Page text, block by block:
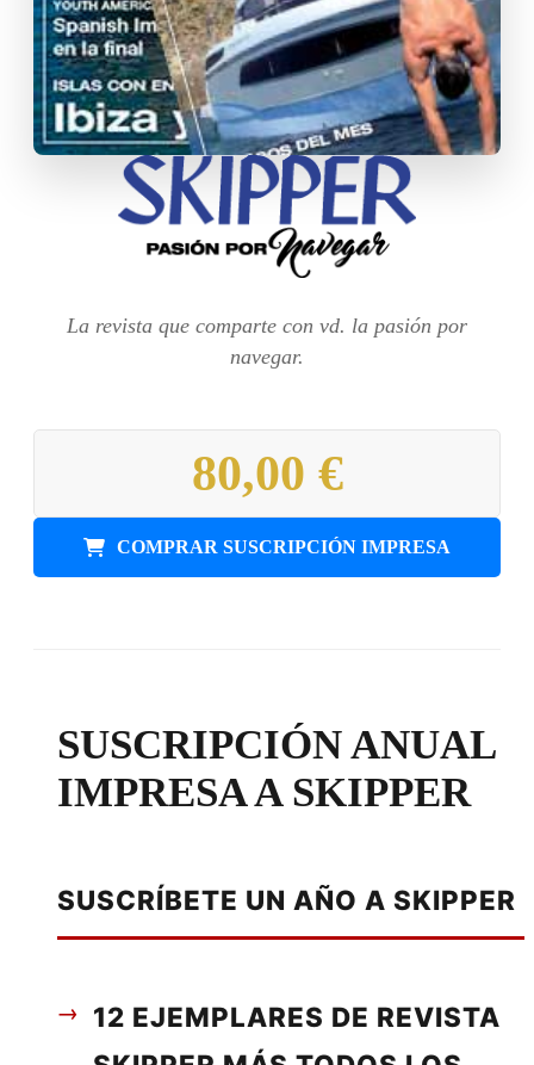
La revista que comparte con vd. la pasión por
navegar.
80,00 €
COMPRAR SUSCRIPCIÓN IMPRESA
SUSCRIPCIÓN ANUAL
IMPRESA A SKIPPER
SUSCRÍBETE UN AÑO A SKIPPER
12 EJEMPLARES DE REVISTA